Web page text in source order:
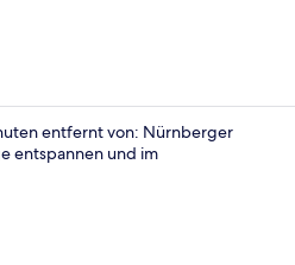
entfernt von: Nürnberger
entspannen und im